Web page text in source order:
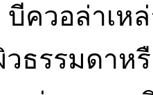
บีควอล่าเ
วธรรมดาห